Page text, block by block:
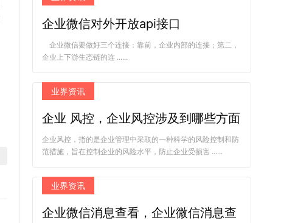
企业微信对外开放api接口
企业微信要做好三个连接：靠前，企业内部的连接；第二，
企业上下游生态链的连 ......
业界资讯
企业 风控，企业风控涉及到哪些方面
企业风控，指的是企业管理中采取的一种科学的风险控制和防
范措施，旨在控制企业的风险水平，防止企业受损害 ......
业界资讯
企业微信消息查看，企业微信消息查